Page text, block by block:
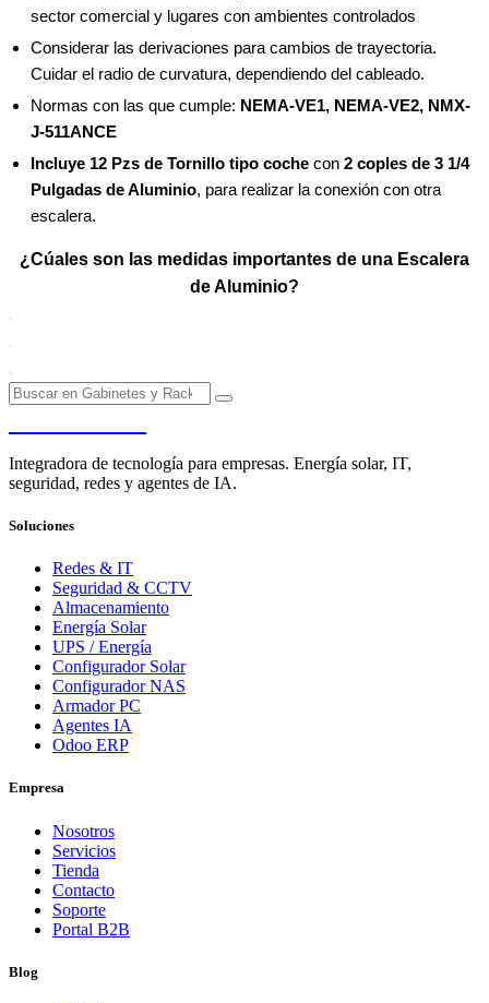
sector comercial y lugares con ambientes controlados
Considerar las derivaciones para cambios de trayectoria.
Cuidar el radio de curvatura, dependiendo del cableado.
Normas con las que cumple: NEMA-VE1, NEMA-VE2, NMX-
J-511ANCE
Incluye 12 Pzs de Tornillo tipo coche con 2 coples de 3 1/4
Pulgadas de Aluminio, para realizar la conexión con otra
escalera.
¿Cúales son las medidas importantes de una Escalera
de Aluminio?
Integradora de tecnología para empresas. Energía solar, IT,
seguridad, redes y agentes de IA.
Soluciones
Redes & IT
Seguridad & CCTV
Almacenamiento
Energía Solar
UPS / Energía
Configurador Solar
Configurador NAS
Armador PC
Agentes IA
Odoo ERP
Empresa
Nosotros
Servicios
Tienda
Contacto
Soporte
Portal B2B
Blog